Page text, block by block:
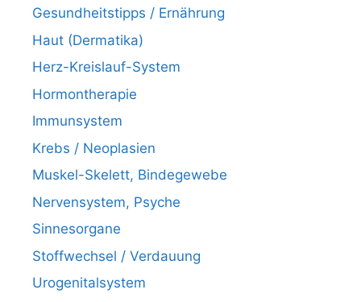
Gesundheitstipps / Ernährung
Haut (Dermatika)
Herz-Kreislauf-System
Hormontherapie
Immunsystem
Krebs / Neoplasien
Muskel-Skelett, Bindegewebe
Nervensystem, Psyche
Sinnesorgane
Stoffwechsel / Verdauung
Urogenitalsystem